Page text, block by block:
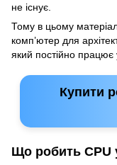
не існує.
Тому в цьому
комп’ютер для
який постійно працює
Купити
Що робить CPU у